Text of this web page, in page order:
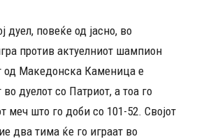
дуел, повеќе од јасно, во
против актуелниот шампион
од Македонска Каменица е
дуелот со Патриот, а тоа го
меч што го доби со 101-52. Својот
два тима ќе го играат во